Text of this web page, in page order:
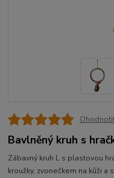
Bavlněný kruh s
Zábavný kruh L s plastovou
kroužky, zvonečkem na kůži a